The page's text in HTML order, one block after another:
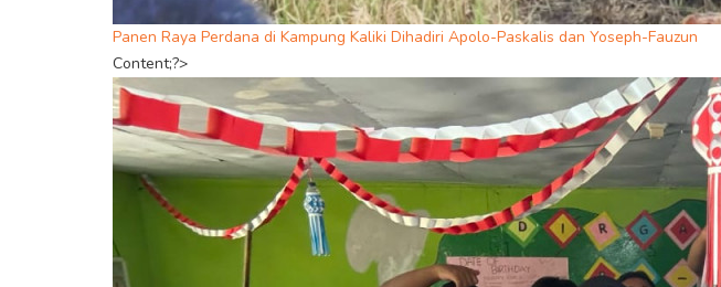
Panen Raya Perdana di Kampung Kaliki Dihadiri Apolo-Paskalis dan Yoseph-Fauzun
Content;?>